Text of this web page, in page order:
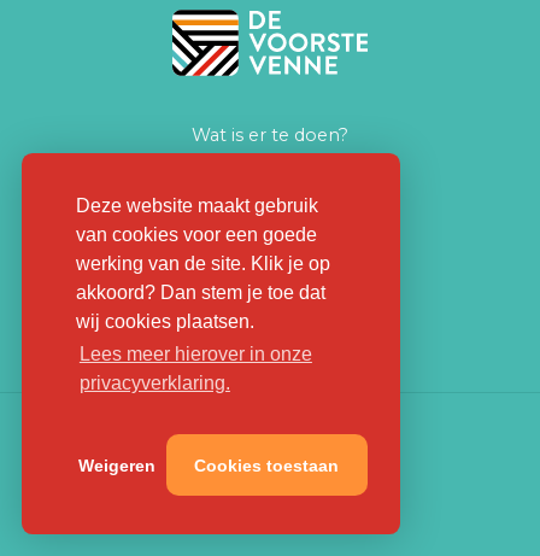
Deze website maakt gebruik
van cookies voor een goede
werking van de site. Klik je op
akkoord? Dan stem je toe dat
wij cookies plaatsen.
Lees meer hierover in onze
privacyverklaring.
Weigeren Cookies toestaan
Wat is er te doen?
Huiskamer voor iedereen
Nieuws
Praktische informatie
Contact
Colofon
Privacyverklaring